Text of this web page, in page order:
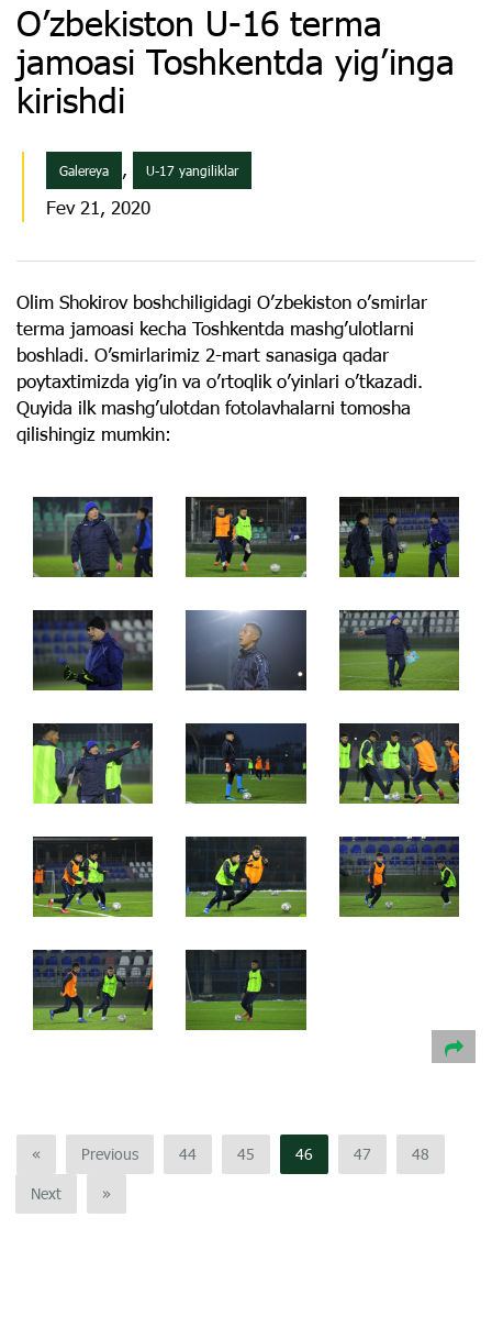
Oʼzbekiston U-16 terma
jamoasi Toshkentda yig’inga
kirishdi
Galereya , U-17 yangiliklar
Fev 21, 2020
Olim Shokirov boshchiligidagi Oʼzbekiston oʼsmirlar
terma jamoasi kecha Toshkentda mashg’ulotlarni
boshladi. O’smirlarimiz 2-mart sanasiga qadar
poytaxtimizda yigʼin va o’rtoqlik o’yinlari o’tkazadi.
Quyida ilk mashg’ulotdan fotolavhalarni tomosha
qilishingiz mumkin:
« Previous 44 45 46 47 48
Next »